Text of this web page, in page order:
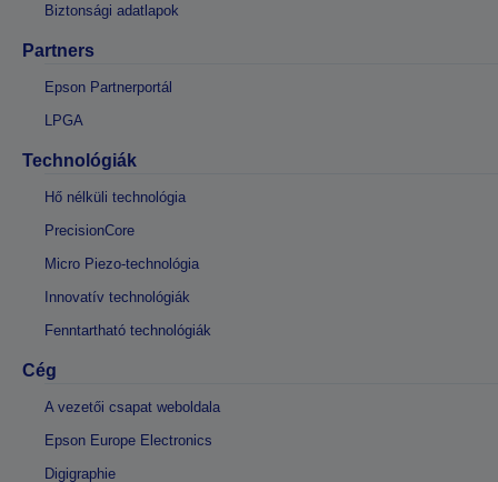
Biztonsági adatlapok
Partners
Epson Partnerportál
LPGA
Technológiák
Hő nélküli technológia
PrecisionCore
Micro Piezo-technológia
Innovatív technológiák
Fenntartható technológiák
Cég
A vezetői csapat weboldala
Epson Europe Electronics
Digigraphie